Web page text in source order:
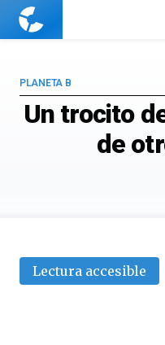
Cuaderno
Un trocito
de
PLANETA B
Lectura accesible